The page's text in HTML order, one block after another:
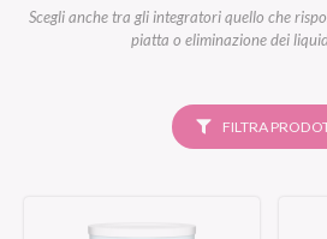
Scegli anche tra gli integratori quello che
piatta o eliminazione dei
FILTRA